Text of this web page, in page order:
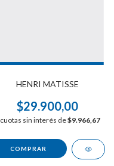
HENRI MATISSE
$29.900,00
cuotas sin interés de$9.966,67